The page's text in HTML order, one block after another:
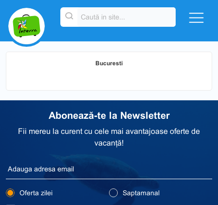
Bucuresti
Abonează-te la Newsletter
Fii mereu la curent cu cele mai avantajoase oferte de
vacanță!
Oferta zilei Saptamanal